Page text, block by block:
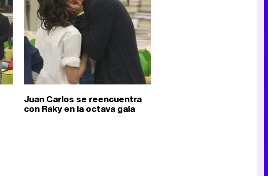
Juan Carlos se reencuentra
con Raky en la octava gala